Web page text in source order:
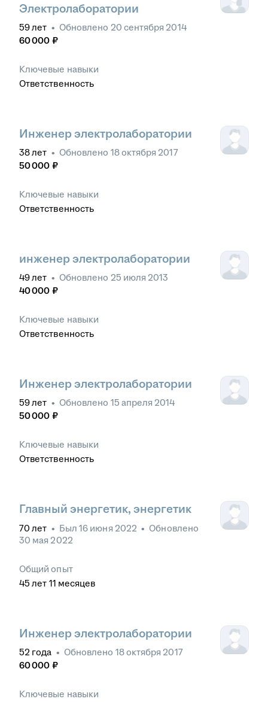
Электролаборатории
59лет • Обновлено 20 сентября 2014
60 000 ₽
Ключевые навыки
Ответственность
Инженер электролаборатории
38лет • Обновлено 18 октября 2017
50 000 ₽
Ключевые навыки
Ответственность
инженер электролаборатории
49лет • Обновлено 25 июля 2013
40 000 ₽
Ключевые навыки
Ответственность
Инженер электролаборатории
59лет • Обновлено 15 апреля 2014
50 000 ₽
Ключевые навыки
Ответственность
Главный энергетик, энергетик
70 лет • Был 16 июня 2022 • Обновлено
30 мая 2022
Общий опыт
45 лет 11 месяцев
Инженер электролаборатории
52 года • Обновлено 18 октября 2017
60 000 ₽
Ключевые навыки